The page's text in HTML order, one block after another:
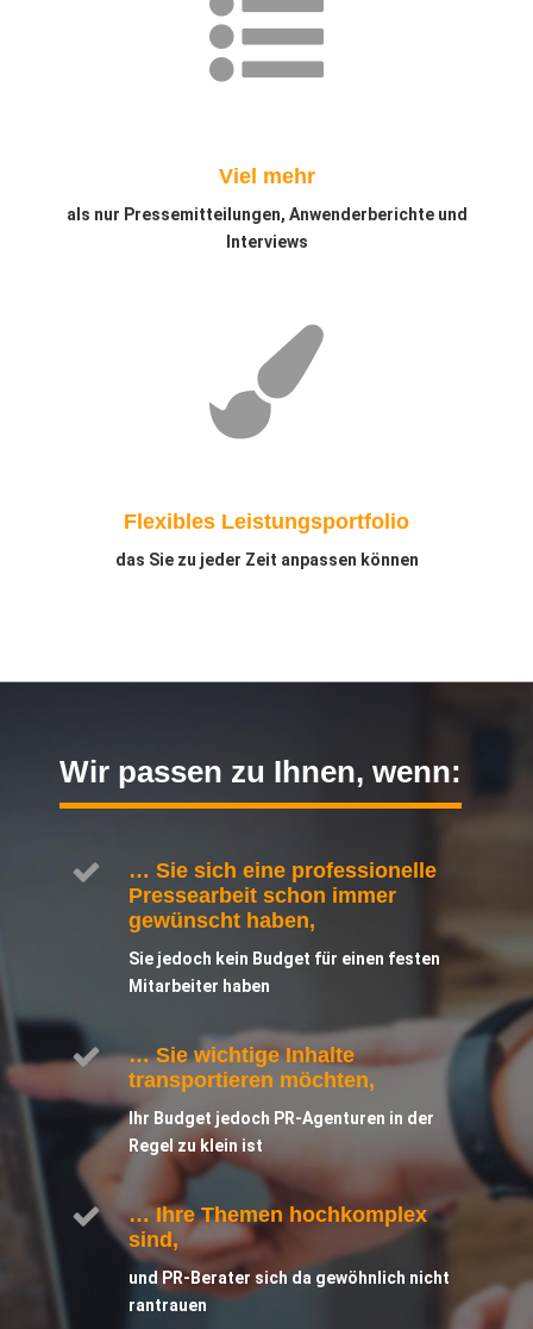
Viel mehr
als nur Pressemitteilungen, Anwenderberichte und
Interviews
Flexibles Leistungsportfolio
das Sie zu jeder Zeit anpassen können
Wir passen zu Ihnen, wenn:
… Sie sich eine professionelle
Pressearbeit schon immer
gewünscht haben,
Sie jedoch kein Budget für einen festen
Mitarbeiter haben
… Sie wichtige Inhalte
transportieren möchten,
Ihr Budget jedoch PR-Agenturen in der
Regel zu klein ist
… Ihre Themen hochkomplex
sind,
und PR-Berater sich da gewöhnlich nicht
rantrauen